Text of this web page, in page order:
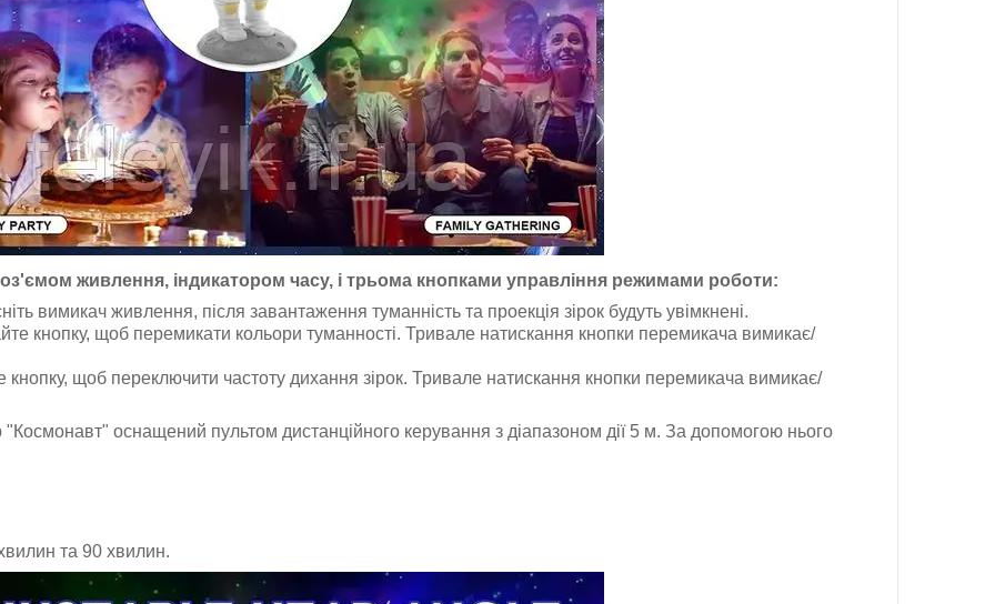
живлення, індикатором часу, і трьома кнопками управління режимами роботи:
вимикач живлення, після завантаження туманність та проекція зірок будуть увімкнені.
кнопку, щоб перемикати кольори туманності. Тривале натискання кнопки перемикача вимикає/
щоб переключити частоту дихання зірок. Тривале натискання кнопки перемикача вимикає/
"Космонавт" оснащений пультом дистанційного керування з діапазоном дії 5 м. За допомогою нього
та 90 хвилин.